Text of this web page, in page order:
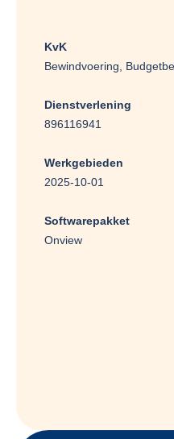
KvK
Bewindvoering,
Dienstverlening
896116941
Werkgebieden
2025-10-01
Softwarepakket
Onview